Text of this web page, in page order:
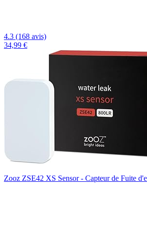
4.3 (168 avis)
34,99 €
Zooz ZSE42 XS Sensor - Capteur de Fuite